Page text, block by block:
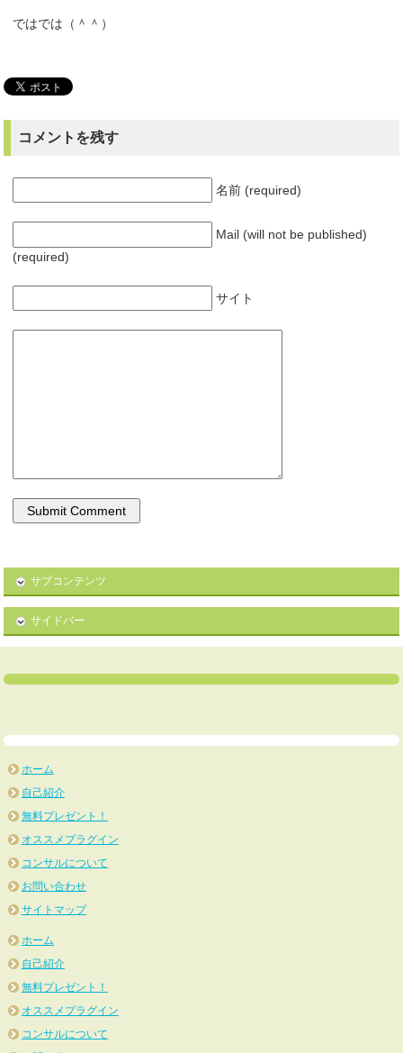
ではでは（＾＾）
コメントを残す
名前 (required)
Mail (will not be published)
(required)
サイト
サブコンテンツ
サイドバー
ホーム
自己紹介
無料プレゼント！
オススメプラグイン
コンサルについて
お問い合わせ
サイトマップ
ホーム
自己紹介
無料プレゼント！
オススメプラグイン
コンサルについて